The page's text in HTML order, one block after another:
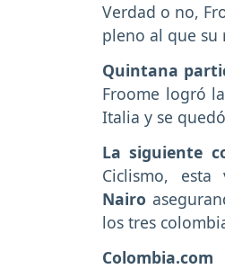
Verdad o no,
pleno al que
Quintana
Froome logró
Italia y se
La siguiente
Ciclismo, esta
Nairo
los tres
Colombia.com